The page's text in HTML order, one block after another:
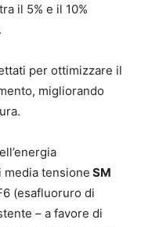
il 5% e il 10%
per ottimizzare il
migliorando
media tensione SM
(esafluoruro di
– a favore di